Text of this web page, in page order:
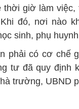
giờ làm việc,
đó, nơi nào
sinh, phụ
phải có cơ chế
tư đã quy định
trường, UBND